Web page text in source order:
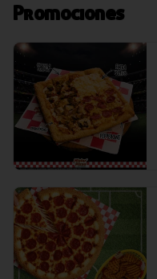
Promociones